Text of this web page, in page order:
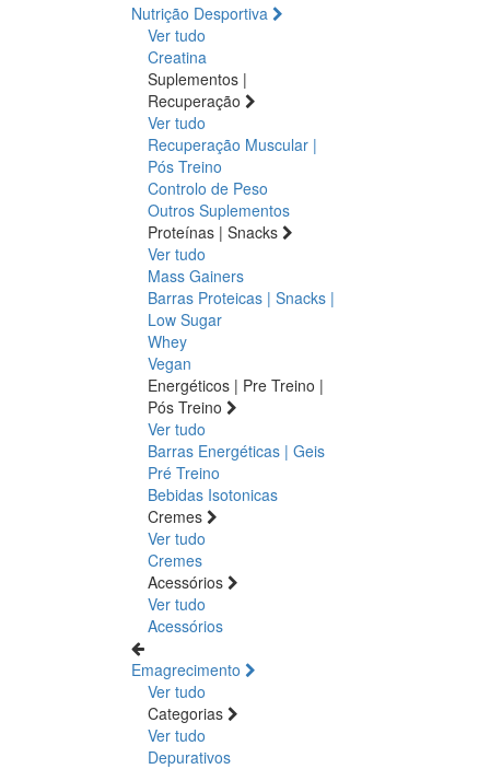
Nutrição Desportiva
Ver tudo
Creatina
Suplementos |
Recuperação
Ver tudo
Recuperação Muscular |
Pós Treino
Controlo de Peso
Outros Suplementos
Proteínas | Snacks
Ver tudo
Mass Gainers
Barras Proteicas | Snacks |
Low Sugar
Whey
Vegan
Energéticos | Pre Treino |
Pós Treino
Ver tudo
Barras Energéticas | Geis
Pré Treino
Bebidas Isotonicas
Cremes
Ver tudo
Cremes
Acessórios
Ver tudo
Acessórios
Emagrecimento
Ver tudo
Categorias
Ver tudo
Depurativos